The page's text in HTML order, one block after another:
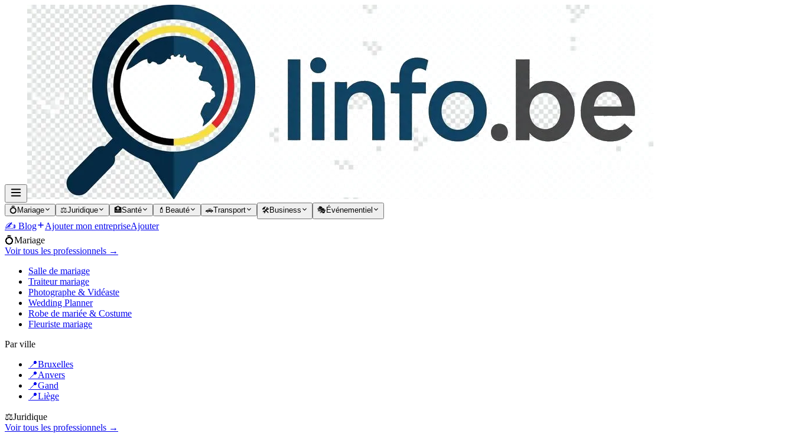
💍 Mariage ⚖️Juridique 🏥Santé 💄 Beauté 🚗Transport 🛠️Business 🎭 Événementiel
✍️ Blog Ajouter mon entrepriseAjouter
💍Mariage
Voir tous les professionnels →
Salle de mariage
Traiteur mariage
Photographe & Vidéaste
Wedding Planner
Robe de mariée & Costume
Fleuriste mariage
Par ville
📍Bruxelles
📍Anvers
📍Gand
📍Liège
⚖️Juridique
Voir tous les professionnels →